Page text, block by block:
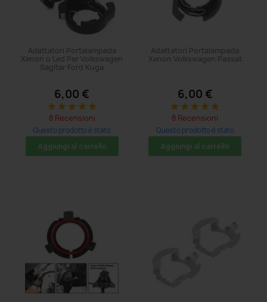
Adattatori Portalampada
Xenon o Led Per Volkswagen
Sagitar Ford Kuga
6,00 €
star star star star star
8 Recensioni
Questo prodotto è stato
acquistato: 11 volte
Aggiungi al carrello
Adattatori Portalampada
Xenon Volkswagen Passat
6,00 €
star star star star star
8 Recensioni
Questo prodotto è stato
acquistato: 8 volte
Aggiungi al carrello